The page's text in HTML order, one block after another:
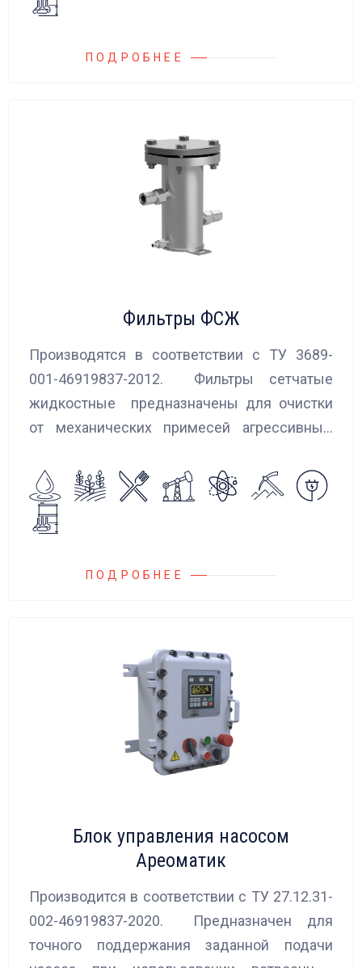
ПОДРОБНЕЕ
Фильтры ФСЖ
Производятся в соответствии с ТУ 3689-
001-46919837-2012. Фильтры сетчатые
жидкостные предназначены для очистки
от механических примесей агрессивных,
и суспензий. Фильтры устанавливаются
на всасывающих линиях дозировочных
насосных агрегатов и установок.
ПОДРОБНЕЕ
Блок управления насосом
Ареоматик
Производится в соответствии с ТУ 27.12.31-
002-46919837-2020. Предназначен для
точного поддержания заданной подачи